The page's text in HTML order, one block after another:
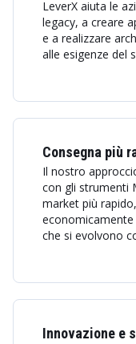
LeverX aiuta le
legacy, a creare
e a realizzare
alle esigenze del
Consegna più
Il nostro
con gli strumenti
market più
economicamente
che si evolvono
Innovazione e